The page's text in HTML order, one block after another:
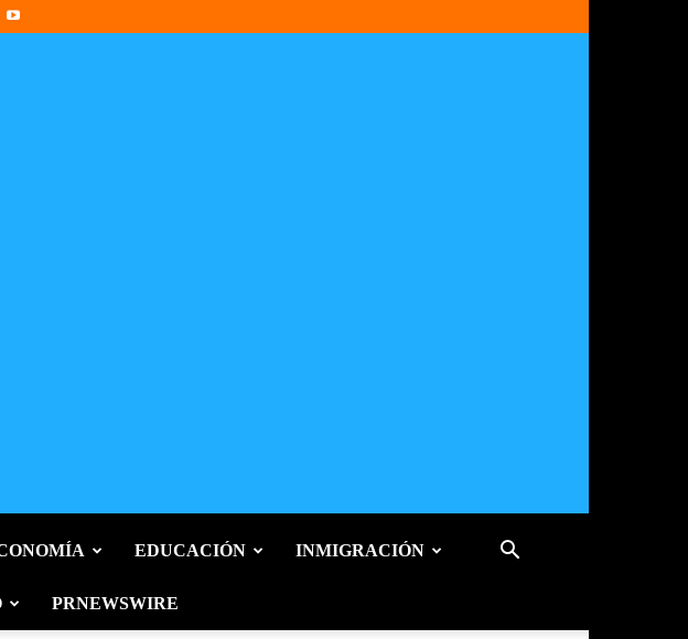
EDUCACIÓN INMIGRACIÓN
PRNEWSWIRE